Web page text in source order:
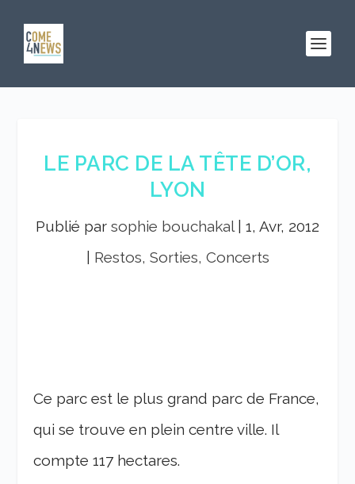
LE PARC DE LA TÊTE D’OR,
LYON
Publié par sophie bouchakal| 1, Avr, 2012
Restos, Sorties, Concerts
Ce parc est le plus grand parc de France,
qui se trouve en plein centre ville. Il
compte 117 hectares.